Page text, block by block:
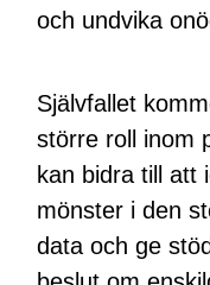
och undvika
Självfallet
större roll inom
kan bidra till att
mönster i den
data och ge